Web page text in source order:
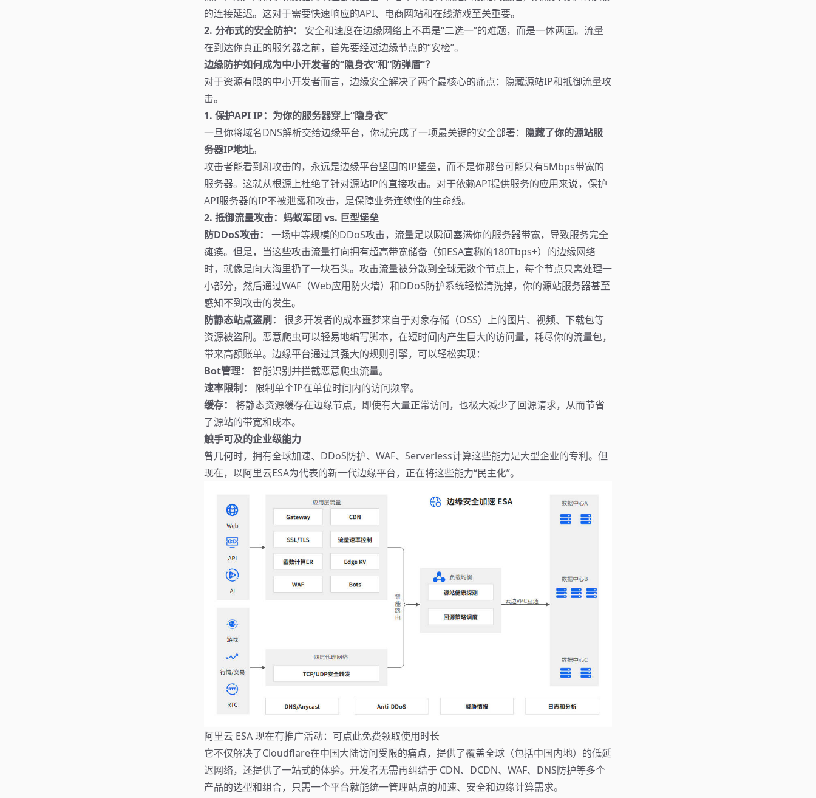
的连接延迟。这对于需要快速响应的API、电商网站和在线游戏至关重要。
2. 分布式的安全防护：
安全和速度在边缘网络上不再是“二选一”的难题，而是一体两面。流量
在到达你真正的服务器之前，首先要经过边缘节点的“安检”。
边缘防护如何成为中小开发者的“隐身衣”和“防弹盾”？
对于资源有限的中小开发者而言，边缘安全解决了两个最核心的痛点：隐藏源站IP和抵御流量攻
击。
1. 保护API IP：为你的服务器穿上“隐身衣”
一旦你将域名DNS解析交给边缘平台，你就完成了一项最关键的安全部署： 隐藏了你的源站服
务器IP地址。
攻击者能看到和攻击的，永远是边缘平台坚固的IP堡垒，而不是你那台可能只有5Mbps带宽的
服务器。这就从根源上杜绝了针对源站IP的直接攻击。对于依赖API提供服务的应用来说，保护
API服务器的IP不被泄露和攻击，是保障业务连续性的生命线。
2. 抵御流量攻击：蚂蚁军团 vs. 巨型堡垒
防DDoS攻击：
一场中等规模的DDoS攻击，流量足以瞬间塞满你的服务器带宽，导致服务完全
瘫痪。但是，当这些攻击流量打向拥有超高带宽储备（如ESA宣称的180Tbps+）的边缘网络
时，就像是向大海里扔了一块石头。攻击流量被分散到全球无数个节点上，每个节点只需处理一
小部分，然后通过WAF（Web应用防火墙）和DDoS防护系统轻松清洗掉，你的源站服务器甚至
感知不到攻击的发生。
防静态站点盗刷：
很多开发者的成本噩梦来自于对象存储（OSS）上的图片、视频、下载包等
资源被盗刷。恶意爬虫可以轻易地编写脚本，在短时间内产生巨大的访问量，耗尽你的流量包，
带来高额账单。边缘平台通过其强大的规则引擎，可以轻松实现：
Bot管理：
智能识别并拦截恶意爬虫流量。
速率限制：
限制单个IP在单位时间内的访问频率。
缓存：
将静态资源缓存在边缘节点，即使有大量正常访问，也极大减少了回源请求，从而节省
了源站的带宽和成本。
触手可及的企业级能力
曾几何时，拥有全球加速、DDoS防护、WAF、Serverless计算这些能力是大型企业的专利。但
现在，以阿里云ESA为代表的新一代边缘平台，正在将这些能力“民主化”。
阿里云 ESA 现在有推广活动： 可点此免费领取使用时长
它不仅解决了Cloudflare在中国大陆访问受限的痛点，提供了覆盖全球（包括中国内地）的低延
迟网络，还提供了一站式的体验。开发者无需再纠结于 CDN、DCDN、WAF、DNS防护等多个
产品的选型和组合，只需一个平台就能统一管理站点的加速、安全和边缘计算需求。